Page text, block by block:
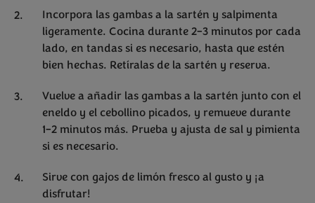
Incorpora las gambas a la sartén y salpimenta
ligeramente. Cocina durante 2–3 minutos por cada
lado, en tandas si es necesario, hasta que estén
bien hechas. Retíralas de la sartén y reserva.
Vuelve a añadir las gambas a la sartén junto con el
eneldo y el cebollino picados, y remueve durante
1–2 minutos más. Prueba y ajusta de sal y pimienta
si es necesario.
Sirve con gajos de limón fresco al gusto y ¡a
disfrutar!